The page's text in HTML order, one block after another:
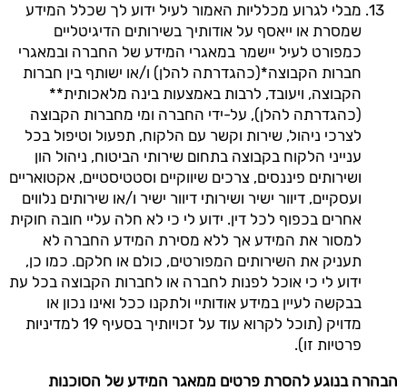
מבלי לגרוע מכלליות האמור לעיל ידוע לך שכלל המידע
שמסרת או ייאסף על אודותיך בשירותים הדיגיטליים
כמפורט לעיל יישמר במאגרי המידע של החברה ובמאגרי
חברות הקבוצה*(כהגדרתה להלן) ו/או ישותף בין חברות
הקבוצה, ויעובד, לרבות באמצעות בינה מלאכותית**
(כהגדרתה להלן), על-ידי החברה ומי מחברות הקבוצה
לצרכי ניהול, שירות וקשר עם הלקוח, תפעול וטיפול בכל
ענייני הלקוח בקבוצה בתחום שירותי הביטוח, ניהול הון
ושירותים פיננסים, צרכים שיווקיים וסטטיסטיים, אקטואריים
ועסקיים, דיוור ישיר ושירותי דיוור ישיר ו/או שירותים נלווים
אחרים בכפוף לכל דין. ידוע לי כי לא חלה עליי חובה חוקית
למסור את המידע אך ללא מסירת המידע החברה לא
תעניק את השירותים המפורטים, כולם או חלקם. כמו כן,
ידוע לי כי אוכל לפנות לחברה או לחברות הקבוצה בכל עת
בבקשה לעיין במידע אודותיי ולתקנו ככל ואינו נכון או
מדויק (תוכל לקרוא עוד על זכויותיך בסעיף 19 למדיניות
פרטיות זו).
הבהרה בנוגע להסרת פרטים ממאגר המידע של הסוכנות